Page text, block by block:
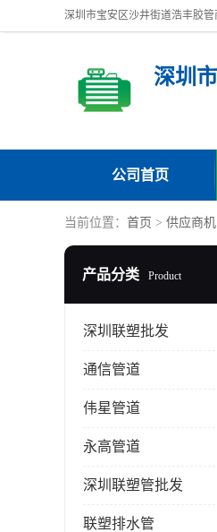
深圳
公司首页
当前位置： 首页 > 供应商机
产品分类 Product
深圳联塑批发
通信管道
伟星管道
永高管道
深圳联塑管批发
联塑排水管